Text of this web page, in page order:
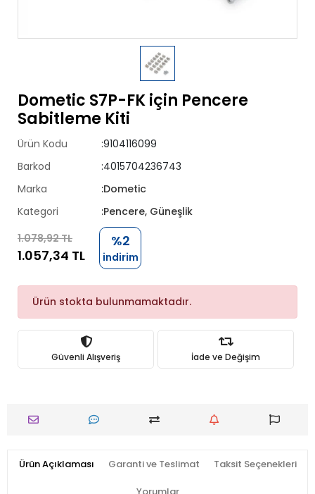
Dometic S7P-FK için Pencere
Sabitleme Kiti
Ürün Kodu
:9104116099
Barkod
:4015704236743
Marka
:Dometic
Kategori
:Pencere, Güneşlik
1.078,92 TL
1.057,34 TL
%2
indirim
Ürün stokta bulunmamaktadır.
Güvenli Alışveriş İade ve Değişim
Ürün Açıklaması Garanti ve Teslimat Taksit Seçenekleri